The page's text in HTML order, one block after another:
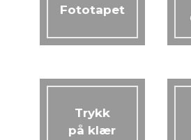
Fototapet
Trykk
på klær